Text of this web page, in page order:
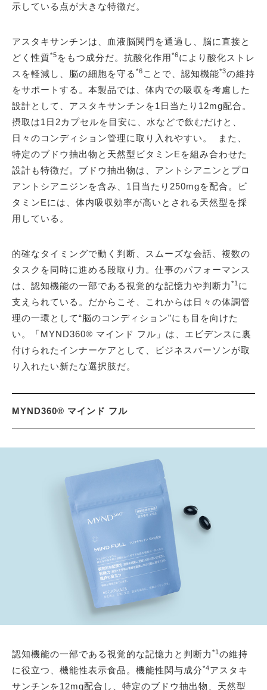
示している点が大きな特徴だ。
アスタキサンチンは、血液脳関門を通過し、脳に直接と
どく性質*5 をもつ成分だ。抗酸化作用*6により酸化ストレ
スを軽減し、脳の細胞を守る *6 ことで、認知機能*3の維持
をサポートする。本製品では、体内での吸収を考慮した
設計として、アスタキサンチンを1日当たり12mg配合。
摂取は1日2カプセルを目安に、水などで飲むだけと、
日々のコンディション管理に取り入れやすい。 また、
特定のブドウ抽出物と天然型ビタミンEを組み合わせた
設計も特徴だ。ブドウ抽出物は、アントシアニンとプロ
アントシアニジンを含み、1日当たり250mgを配合。ビ
タミンEには、体内吸収効率が高いとされる天然型を採
用している。
的確なタイミングで動く判断、スムーズな会話、複数の
タスクを同時に進める段取り力。仕事のパフォーマンス
は、認知機能の一部である視覚的な記憶力や判断力 *1 に
支えられている。だからこそ、これからは日々の体調管
理の一環として“脳のコンディション”にも目を向けた
い。「MYND360® マインド フル」は、エビデンスに裏
付けられたインナーケアとして、ビジネスパーソンが取
り入れたい新たな選択肢だ。
MYND360® マインド フル
認知機能の一部である視覚的な記憶力と判断力 *1 の維持
に役立つ、機能性表示食品。機能性関与成分*4アスタキ
サンチンを12mg配合し、特定のブドウ抽出物、天然型